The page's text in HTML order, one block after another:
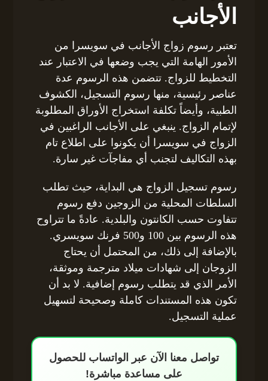
الأجانب
تعتبر رسوم زواج الأجانب في سويسرا من
الأمور الهامة التي يجب وضعها في الاعتبار عند
التخطيط للزواج. تتضمن هذه الرسوم عدة
عناصر رئيسية، منها رسوم التسجيل، الكشوف
الطبية، وأيضاً تكلفة استخراج الأوراق المطلوبة
لإتمام الزواج. ينبغي على الأجانب الراغبين في
الزواج في سويسرا أن يكونوا على اطلاع تام
بهذه التكاليف لتجنب أي مفاجآت غير سارة.
رسوم تسجيل الزواج هي البداية، حيث تطلب
السلطات المحلية من الزوجين دفع رسوم
تتفاوت حسب الكانتون والبلدية. عادةً ما تتراوح
هذه الرسوم بين 100 و500 فرنك سويسري.
بالإضافة إلى ذلك، من المحتمل أن يحتاج
الزوجان إلى شهادات ميلاد مترجمة وموثقة،
الأمر الذي قد يتطلب رسوم إضافية. لا بد أن
تكون هذه المستندات كاملة وصحيحة لتسهيل
عملية التسجيل.
تواصل معنا الآن عبر الواتساب للحصول
على مساعدة مباشرة!